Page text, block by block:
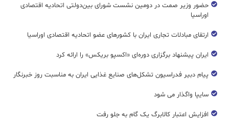
حضور وزیر صمت در دومین نشست شورای بین‌دولتی اتحادیه اقتصادی
اوراسیا
ارتقای مبادلات تجاری ایران با کشورهای عضو اتحادیه اقتصادی اوراسیا
ایران پیشنهاد برگزاری دوره‌ای «اکسپو بریکس» را ارائه کرد
پیام دبیر فدراسیون تشکل‌های صنایع غذایی ایران به مناسبت روز خبرنگار
سایپا واگذار می شود
افزایش اعتبار کالابرگ یک گام به جلو رفت